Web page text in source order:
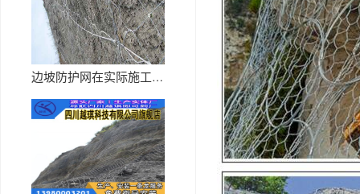
边坡防护网在实际施工中的特点和...